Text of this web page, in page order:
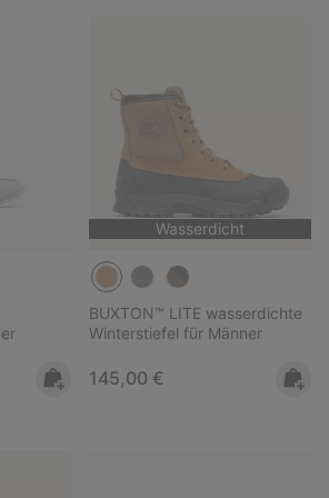
Wasserdicht
BUXTON™ LITE wasserdichte
Winterstiefel für Männer
Regular price:
145,00 €